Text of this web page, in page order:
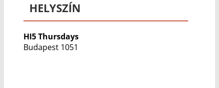
HELYSZÍN
HI5 Thursdays
Budapest 1051